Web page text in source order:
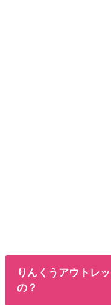
りんくうアウトレ
の？